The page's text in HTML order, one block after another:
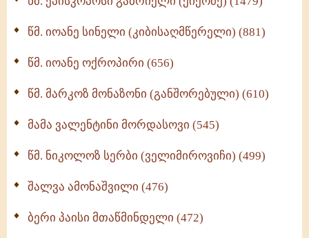
წმ. იოანე სინელი (კიბისაღმწერელი) (881)
წმ. იოანე ოქროპირი (656)
წმ. მარკოზ მონაზონი (განშორებული) (610)
მამა ვალენტინი მორდასოვი (545)
წმ. ნიკოლოზ სერბი (ველიმიროვიჩი) (499)
შალვა ამონაშვილი (476)
ბერი პაისი მთაწმინდელი (472)